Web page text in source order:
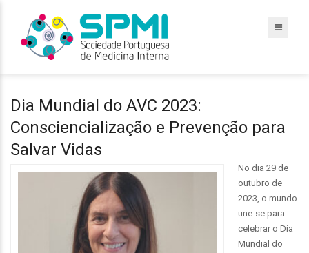
Dia Mundial do AVC 2023:
Consciencialização e Prevenção para
Salvar Vidas
No dia 29 de
outubro de
2023, o mundo
une-se para
celebrar o Dia
Mundial do